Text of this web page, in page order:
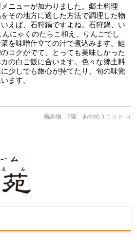
ニューが加わりました。郷土料理
その地方に適した方法で調理した物
えば、石狩鍋ですよね。石狩鍋、い
んにゃくのたらこ和え、りんごでし
を味噌仕立ての汁で煮込みます。鮭
コクがでて、とっても美味しかった
の白ご飯に合います。色々な郷土料
少しでも旅心が持てたり、旬の味覚
ます。
編み物 2階 あやめユニット →